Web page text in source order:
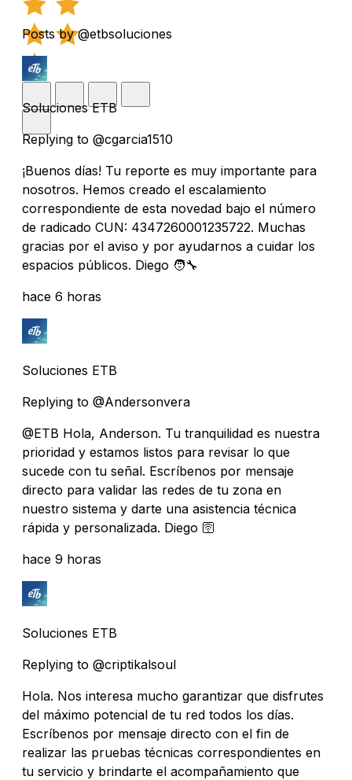
Posts by @etbsoluciones
Soluciones ETB
Replying to @cgarcia1510
¡Buenos días! Tu reporte es muy importante para
nosotros. Hemos creado el escalamiento
correspondiente de esta novedad bajo el número
de radicado CUN: 4347260001235722. Muchas
gracias por el aviso y por ayudarnos a cuidar los
espacios públicos. Diego 🧑‍🔧
hace 6 horas
Soluciones ETB
Replying to @Andersonvera
@ETB Hola, Anderson. Tu tranquilidad es nuestra
prioridad y estamos listos para revisar lo que
sucede con tu señal. Escríbenos por mensaje
directo para validar las redes de tu zona en
nuestro sistema y darte una asistencia técnica
rápida y personalizada. Diego 🛜
hace 9 horas
Soluciones ETB
Replying to @criptikalsoul
Hola. Nos interesa mucho garantizar que disfrutes
del máximo potencial de tu red todos los días.
Escríbenos por mensaje directo con el fin de
realizar las pruebas técnicas correspondientes en
tu servicio y brindarte el acompañamiento que